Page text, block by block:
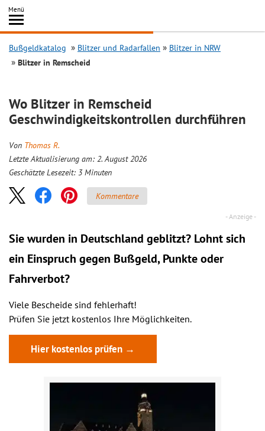
Inhalt
springen
Menü
Search
Bußgeldkatalog Blitzer und Radarfallen
Blitzer in NRW
Blitzer in Remscheid
Wo Blitzer in Remscheid
Geschwindigkeitskontrollen durchführen
Von Thomas R.
Letzte Aktualisierung am: 2. August 2026
Geschätzte Lesezeit: 3 Minuten
Kommentare
Sie wurden in Deutschland geblitzt? Lohnt sich
ein Einspruch gegen Bußgeld, Punkte oder
Fahrverbot?
Viele Bescheide sind fehlerhaft!
Prüfen Sie jetzt kostenlos Ihre Möglichkeiten.
Hier kostenlos prüfen →